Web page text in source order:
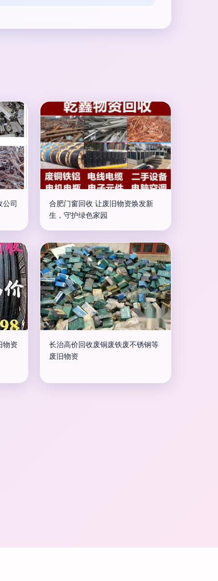
公司
合肥门窗回收 让废旧物资焕发新
生，守护绿色家园
物资
长治高价回收废铜废铁废不锈钢等
废旧物资